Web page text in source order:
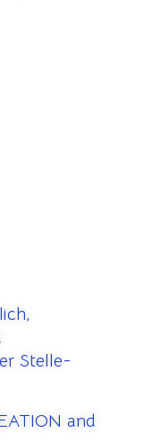
Stelle-
and